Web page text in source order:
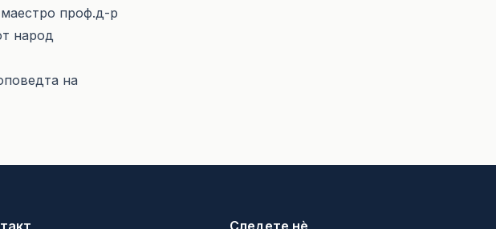
проф.д-р
народ
на
Следете нè